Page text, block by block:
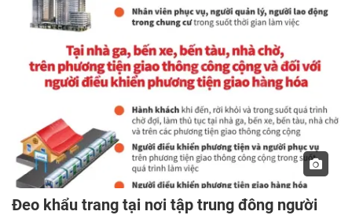
chống dịch bệnh.
Đeo khẩu trang tại nơi tập trung đông người